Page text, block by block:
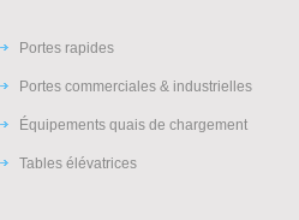
Portes rapides
Portes commerciales & industrielles
Équipements quais de chargement
Tables élévatrices